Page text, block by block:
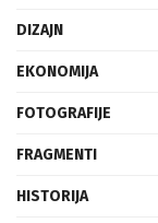
DIZAJN
EKONOMIJA
FOTOGRAFIJE
FRAGMENTI
HISTORIJA